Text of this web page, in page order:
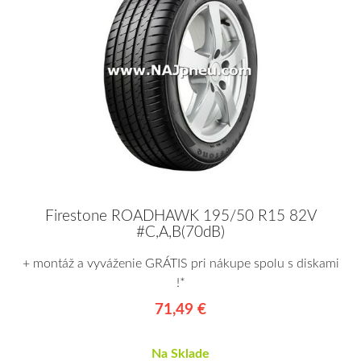
Firestone ROADHAWK 195/50 R15 82V
#C,A,B(70dB)
+ montáž a vyváženie GRÁTIS pri nákupe spolu s diskami
!*
71,49 €
Na Sklade